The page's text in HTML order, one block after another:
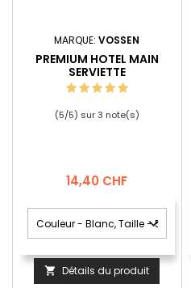
MARQUE:VOSSEN
PREMIUM HOTEL MAIN
SERVIETTE
(5/5) sur3 note(s)
Prix
14,40 CHF
 Détails du produit